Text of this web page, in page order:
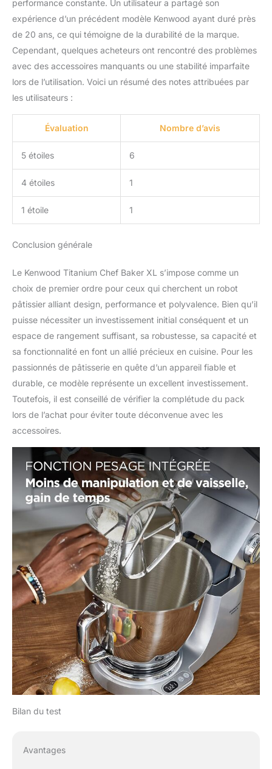
performance constante. Un utilisateur a partagé son
expérience d’un précédent modèle Kenwood ayant duré près
de 20 ans, ce qui témoigne de la durabilité de la marque.
Cependant, quelques acheteurs ont rencontré des problèmes
avec des accessoires manquants ou une stabilité imparfaite
lors de l’utilisation. Voici un résumé des notes attribuées par
les utilisateurs :
Évaluation Nombre d’avis
5 étoiles 6
4 étoiles 1
1 étoile 1
Conclusion générale
Le Kenwood Titanium Chef Baker XL s’impose comme un
choix de premier ordre pour ceux qui cherchent un robot
pâtissier alliant design, performance et polyvalence. Bien qu’il
puisse nécessiter un investissement initial conséquent et un
espace de rangement suffisant, sa robustesse, sa capacité et
sa fonctionnalité en font un allié précieux en cuisine. Pour les
passionnés de pâtisserie en quête d’un appareil fiable et
durable, ce modèle représente un excellent investissement.
Toutefois, il est conseillé de vérifier la complétude du pack
lors de l’achat pour éviter toute déconvenue avec les
accessoires.
Bilan du test
Avantages